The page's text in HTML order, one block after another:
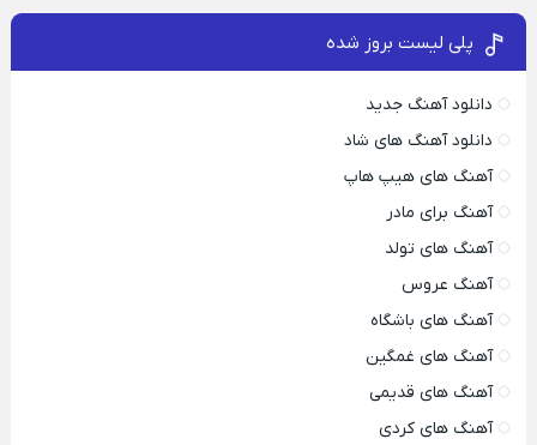
پلی لیست بروز شده
دانلود آهنگ جدید
دانلود آهنگ های شاد
آهنگ های هیپ هاپ
آهنگ برای مادر
آهنگ های تولد
آهنگ عروس
آهنگ های باشگاه
آهنگ های غمگین
آهنگ های قدیمی
آهنگ های کردی